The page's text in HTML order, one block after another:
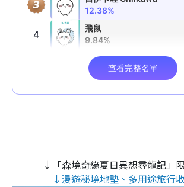
↓「森境奇緣夏日異想尋龍記」
↓漫遊秘境地墊、多用途旅行